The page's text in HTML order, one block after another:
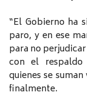
“El Gobierno ha
paro, y en ese
para no
con el respaldo
quienes se
finalmente.